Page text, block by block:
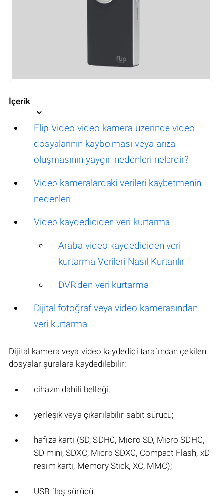
İçerik
Flip Video video kamera üzerinde video
dosyalarının kaybolması veya arıza
oluşmasının yaygın nedenleri nelerdir?
Video kameralardaki verileri kaybetmenin
nedenleri
Video kaydediciden veri kurtarma
Araba video kaydediciden veri
kurtarma Verileri Nasıl Kurtarılır
DVR'den veri kurtarma
Dijital fotoğraf veya video kamerasından
veri kurtarma
Dijital kamera veya video kaydedici tarafından çekilen
dosyalar şuralara kaydedilebilir:
cihazın dahili belleği;
yerleşik veya çıkarılabilir sabit sürücü;
hafıza kartı (SD, SDHC, Micro SD, Micro SDHC,
SD mini, SDXC, Micro SDXC, Compact Flash, xD
resim kartı, Memory Stick, XC, MMC);
USB flaş sürücü.